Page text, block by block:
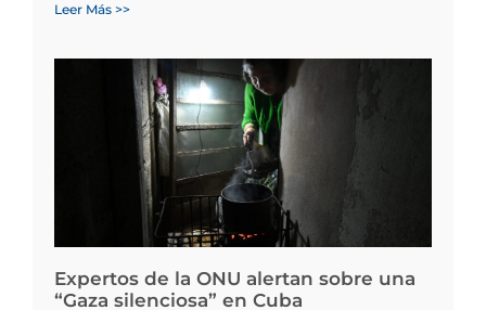
Leer Más >>
Expertos de la ONU alertan sobre una
“Gaza silenciosa” en Cuba